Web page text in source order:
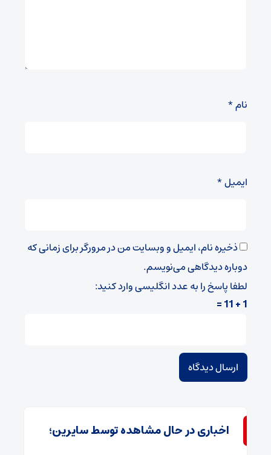
نام*
ایمیل*
ذخیره نام، ایمیل و وبسایت من در مرورگر برای زمانی که
دوباره دیدگاهی می‌نویسم.
لطفا پاسخ را به عدد انگلیسی وارد کنید:
1 + 11 =
اخباری در حال مشاهده توسط سایرین؛